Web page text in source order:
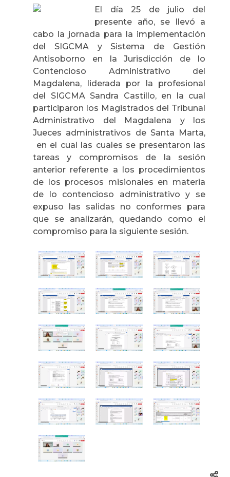
El día 25 de julio del
presente año, se llevó a
cabo la jornada para la implementación
del SIGCMA y Sistema de Gestión
Antisoborno en la Jurisdicción de lo
Contencioso Administrativo del
Magdalena, liderada por la profesional
del SIGCMA Sandra Castillo, en la cual
participaron los Magistrados del Tribunal
Administrativo del Magdalena y los
Jueces administrativos de Santa Marta,
en el cual las cuales se presentaron las
tareas y compromisos de la sesión
anterior referente a los procedimientos
de los procesos misionales en materia
de lo contencioso administrativo y se
expuso las salidas no conformes para
que se analizarán, quedando como el
compromiso para la siguiente sesión.